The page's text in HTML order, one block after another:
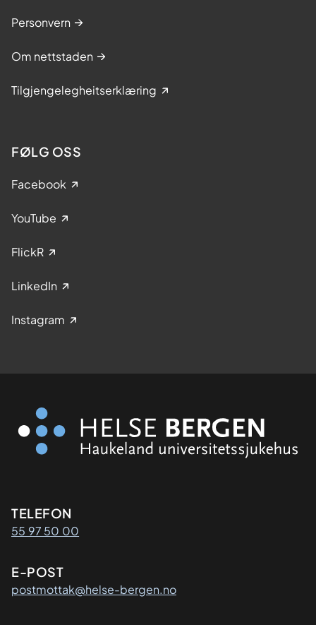
Personvern
Om nettstaden
Tilgjengelegheitserklæring
FØLG OSS
Facebook
YouTube
FlickR
LinkedIn
Instagram
Kontaktinformasjon
TELEFON
55 97 50 00
E-POST
postmottak@helse-bergen.no